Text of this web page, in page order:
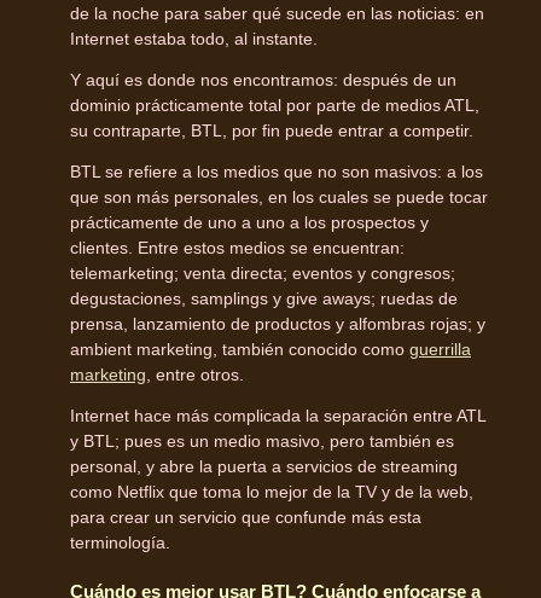
de la noche para saber qué sucede en las noticias: en
Internet estaba todo, al instante.
Y aquí es donde nos encontramos: después de un
dominio prácticamente total por parte de medios ATL,
su contraparte, BTL, por fin puede entrar a competir.
BTL se refiere a los medios que no son masivos: a los
que son más personales, en los cuales se puede tocar
prácticamente de uno a uno a los prospectos y
clientes. Entre estos medios se encuentran:
telemarketing; venta directa; eventos y congresos;
degustaciones, samplings y give aways; ruedas de
prensa, lanzamiento de productos y alfombras rojas; y
ambient marketing, también conocido como guerrilla
marketing , entre otros.
Internet hace más complicada la separación entre ATL
y BTL; pues es un medio masivo, pero también es
personal, y abre la puerta a servicios de streaming
como Netflix que toma lo mejor de la TV y de la web,
para crear un servicio que confunde más esta
terminología.
Cuándo es mejor usar BTL? Cuándo enfocarse a